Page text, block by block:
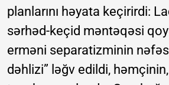
planlarını həyata keçirirdi:
sərhəd-keçid məntəqəsi
erməni separatizminin
dəhlizi” ləğv edildi,